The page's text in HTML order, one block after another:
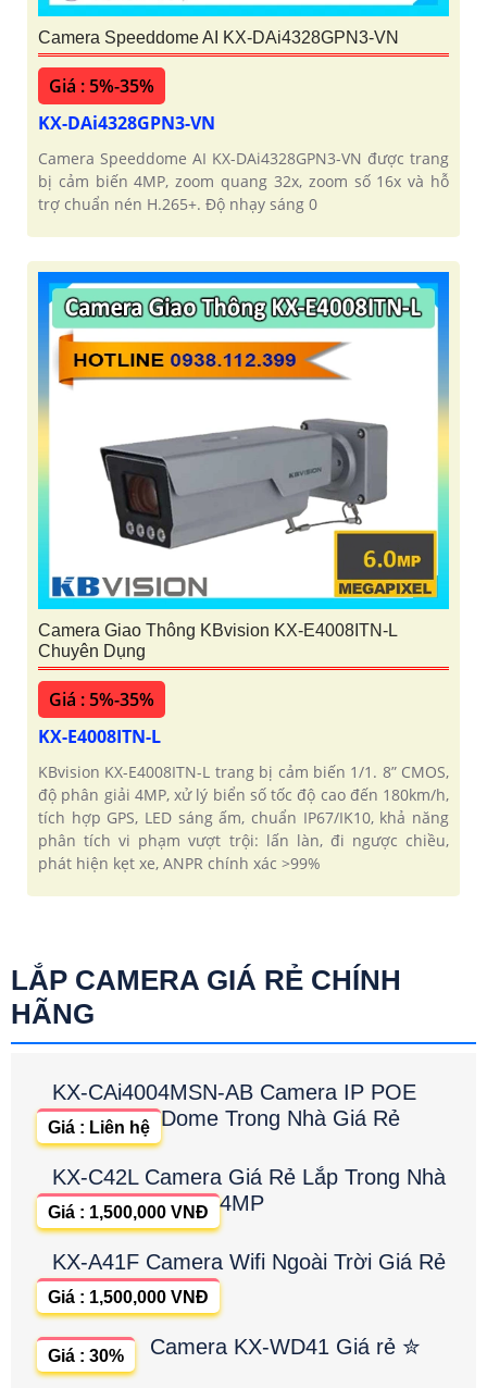
Camera Speeddome AI KX-DAi4328GPN3-VN
Giá : 5%-35%
KX-DAi4328GPN3-VN
Camera Speeddome AI KX-DAi4328GPN3-VN được trang
bị cảm biến 4MP, zoom quang 32x, zoom số 16x và hỗ
trợ chuẩn nén H.265+. Độ nhạy sáng 0
Camera Giao Thông KBvision KX-E4008ITN-L
Chuyên Dụng
Giá : 5%-35%
KX-E4008ITN-L
KBvision KX-E4008ITN-L trang bị cảm biến 1/1. 8” CMOS,
độ phân giải 4MP, xử lý biển số tốc độ cao đến 180km/h,
tích hợp GPS, LED sáng ấm, chuẩn IP67/IK10, khả năng
phân tích vi phạm vượt trội: lấn làn, đi ngược chiều,
phát hiện kẹt xe, ANPR chính xác >99%
LẮP CAMERA GIÁ RẺ CHÍNH
HÃNG
KX-CAi4004MSN-AB Camera IP POE
Dome Trong Nhà Giá Rẻ
Giá : Liên hệ
KX-C42L Camera Giá Rẻ Lắp Trong Nhà
4MP
Giá : 1,500,000 VNĐ
KX-A41F Camera Wifi Ngoài Trời Giá Rẻ
Giá : 1,500,000 VNĐ
Camera KX-WD41 Giá rẻ ✮
Giá : 30%